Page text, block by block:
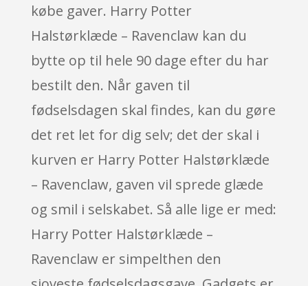
købe gaver. Harry Potter
Halstørklæde – Ravenclaw kan du
bytte op til hele 90 dage efter du har
bestilt den. Når gaven til
fødselsdagen skal findes, kan du gøre
det ret let for dig selv; det der skal i
kurven er Harry Potter Halstørklæde
– Ravenclaw, gaven vil sprede glæde
og smil i selskabet. Så alle lige er med:
Harry Potter Halstørklæde –
Ravenclaw er simpelthen den